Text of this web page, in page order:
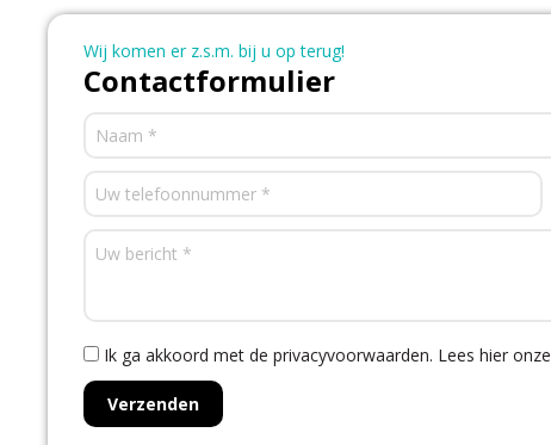
Wij komen er z.s.m. bij u op terug!
Contactformulier
Ik ga akkoord met de privacyvoorwaarden. Lees hier onze